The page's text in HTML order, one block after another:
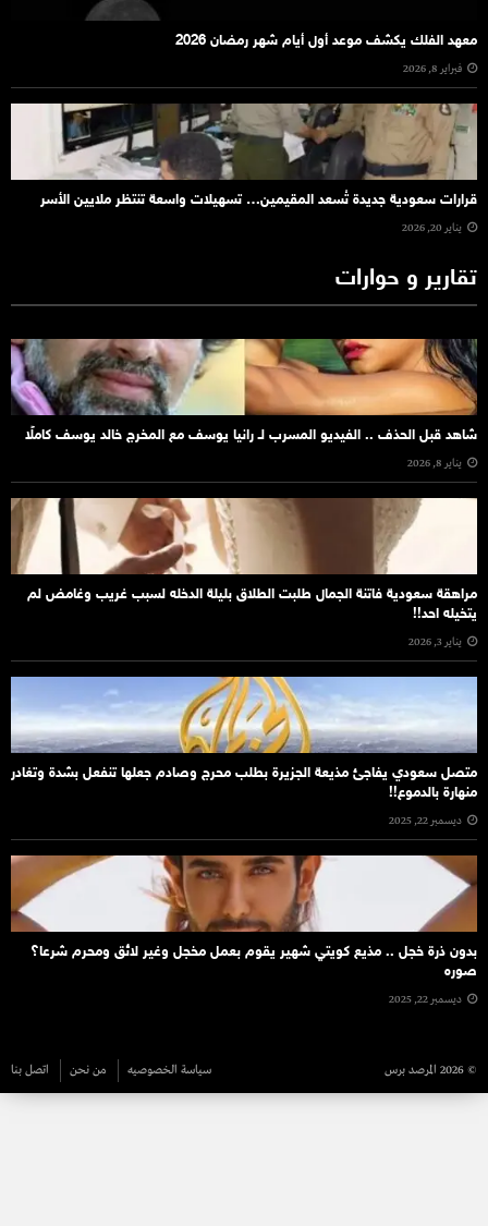
معهد الفلك يكشف موعد أول أيام شهر رمضان 2026
فبراير 8, 2026
قرارات سعودية جديدة تُسعد المقيمين… تسهيلات واسعة تنتظر ملايين الأسر
يناير 20, 2026
تقارير و حوارات
شاهد قبل الحذف .. الفيديو المسرب لـ رانيا يوسف مع المخرج خالد يوسف كاملًا
يناير 8, 2026
مراهقة سعودية فاتنة الجمال طلبت الطلاق بليلة الدخله لسبب غريب وغامض لم
يتخيله احد!!
يناير 3, 2026
متصل سعودي يفاجئ مذيعة الجزيرة بطلب محرج وصادم جعلها تنفعل بشدة وتغادر
منهارة بالدموع!!
ديسمبر 22, 2025
بدون ذرة خجل .. مذيع كويتي شهير يقوم بعمل مخجل وغير لائق ومحرم شرعا؟
صوره
ديسمبر 22, 2025
© 2026 المرصد برس سياسة الخصوصيه من نحن اتصل بنا